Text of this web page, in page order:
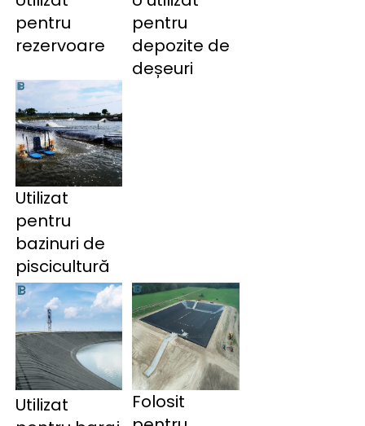
pentru
rezervoare
pentru
depozite de
deșeuri
Utilizat
pentru
bazinuri de
piscicultură
Utilizat
Folosit